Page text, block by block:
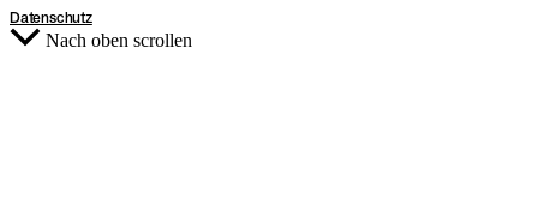
Datenschutz
Nach oben scrollen